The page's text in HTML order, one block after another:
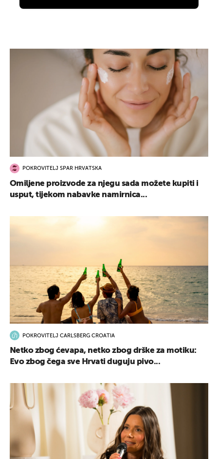
POKROVITELJ SPAR HRVATSKA
Omiljene proizvode za njegu sada možete kupiti i
usput, tijekom nabavke namirnica...
POKROVITELJ CARLSBERG CROATIA
Netko zbog ćevapa, netko zbog drške za motiku:
Evo zbog čega sve Hrvati duguju pivo...